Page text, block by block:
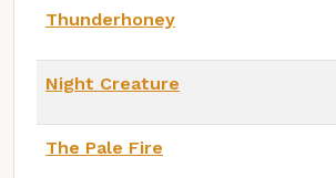
Thunderhoney
Night Creature
The Pale Fire